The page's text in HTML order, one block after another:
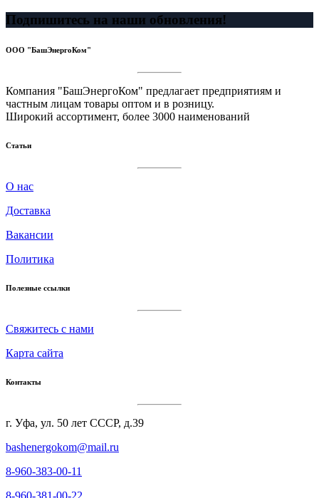
Подпишитесь на наши обновления!
ООО "БашЭнергоКом"
Компания "БашЭнергоКом" предлагает предприятиям и
частным лицам товары оптом и в розницу.
Широкий ассортимент, более 3000 наименований
Статьи
О нас
Доставка
Вакансии
Политика
Полезные ссылки
Cвяжитесь с нами
Карта сайта
Контакты
г. Уфа, ул. 50 лет СССР, д.39
bashenergokom@mail.ru
8-960-383-00-11